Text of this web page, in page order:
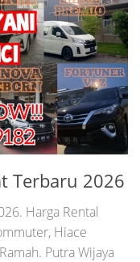
Terbaru 2026
Harga Rental
Hiace
Putra Wijaya